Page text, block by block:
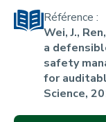
r
i
Référence :
Wei, J.,
a
safety
for
Science,